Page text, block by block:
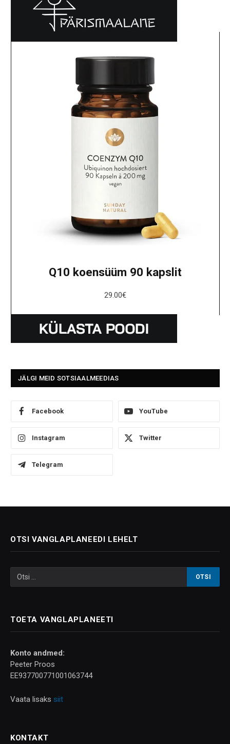
Q10 koensüüm 90 kapslit
29.00€
JÄLGI MEID SOTSIAALMEEDIAS
Facebook YouTube
Instagram Twitter
Telegram
OTSI VANGLAPLANEEDI LEHELT
TOETA VANGLAPLANEETI
Konto andmed:
Peeter Proos
EE937700771001063744
Vaata lisaks siit
KONTAKT